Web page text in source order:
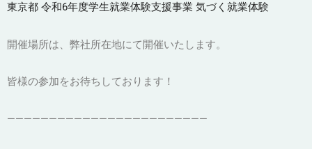
東京都 令和6年度学生就業体験支援事業 気づく就業体験
開催場所は、弊社所在地にて開催いたします。
皆様の参加をお待ちしております！
————————————————————————